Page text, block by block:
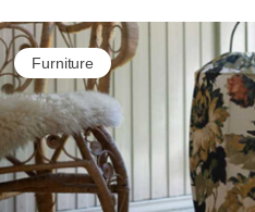
Furniture